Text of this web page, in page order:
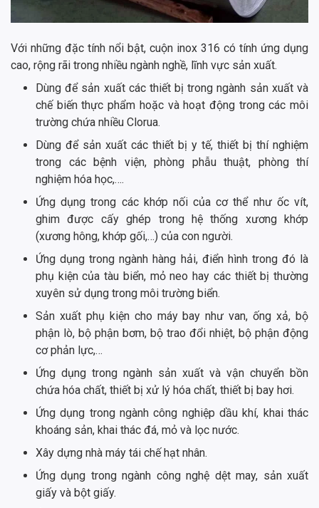
Với những đặc tính nổi bật, cuộn inox 316 có tính ứng dụng
cao, rộng rãi trong nhiều ngành nghề, lĩnh vực sản xuất.
Dùng để sản xuất các thiết bị trong ngành sản xuất và
chế biến thực phẩm hoặc và hoạt động trong các môi
trường chứa nhiều Clorua.
Dùng để sản xuất các thiết bị y tế, thiết bị thí nghiệm
trong các bệnh viện, phòng phẫu thuật, phòng thí
nghiệm hóa học,….
Ứng dụng trong các khớp nối của cơ thể như ốc vít,
ghim được cấy ghép trong hệ thống xương khớp
(xương hông, khớp gối,…) của con người.
Ứng dụng trong ngành hàng hải, điển hình trong đó là
phụ kiện của tàu biển, mỏ neo hay các thiết bị thường
xuyên sử dụng trong môi trường biển.
Sản xuất phụ kiện cho máy bay như van, ống xả, bộ
phận lò, bộ phận bơm, bộ trao đổi nhiệt, bộ phận động
cơ phản lực,…
Ứng dụng trong ngành sản xuất và vận chuyển bồn
chứa hóa chất, thiết bị xử lý hóa chất, thiết bị bay hơi.
Ứng dụng trong ngành công nghiệp dầu khí, khai thác
khoáng sản, khai thác đá, mỏ và lọc nước.
Xây dựng nhà máy tái chế hạt nhân.
Ứng dụng trong ngành công nghệ dệt may, sản xuất
giấy và bột giấy.